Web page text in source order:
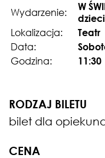
Wydarzenie:
W
Lokalizacja:
Teatr
Data:
Godzina:
11:30
RODZAJ BILETU
bilet dla
CENA